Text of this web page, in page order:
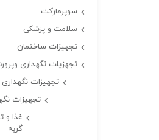
سوپرمارکت
سلامت و پزشکی
تجهیزات ساختمان
تجهزیات نگهداری
تجهیزات نگهداری
تجهیزات
غذا
گربه